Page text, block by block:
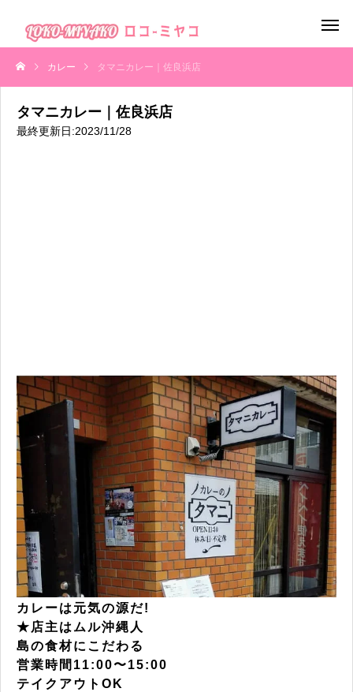
カレー タマニカレー｜佐良浜店
タマニカレー｜佐良浜店
最終更新日:2023/11/28
カレーは元気の源だ!
★店主はムル沖縄人
島の食材にこだわる
営業時間11:00〜15:00
テイクアウトOK